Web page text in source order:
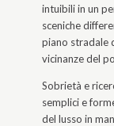
intuibili in un
sceniche
piano stradale
vicinanze del
Sobrietà e
semplici e
del lusso in